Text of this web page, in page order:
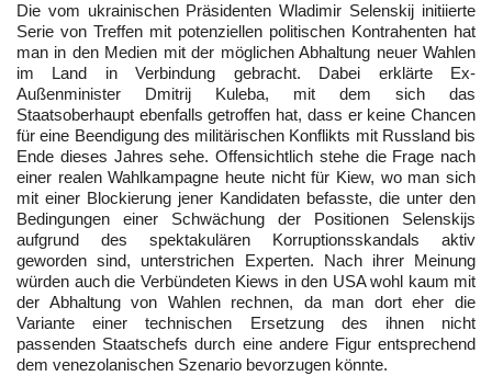
Die vom ukrainischen Präsidenten Wladimir Selenskij initiierte
Serie von Treffen mit potenziellen politischen Kontrahenten hat
man in den Medien mit der möglichen Abhaltung neuer Wahlen
im Land in Verbindung gebracht. Dabei erklärte Ex-
Außenminister Dmitrij Kuleba, mit dem sich das
Staatsoberhaupt ebenfalls getroffen hat, dass er keine Chancen
für eine Beendigung des militärischen Konflikts mit Russland bis
Ende dieses Jahres sehe. Offensichtlich stehe die Frage nach
einer realen Wahlkampagne heute nicht für Kiew, wo man sich
mit einer Blockierung jener Kandidaten befasste, die unter den
Bedingungen einer Schwächung der Positionen Selenskijs
aufgrund des spektakulären Korruptionsskandals aktiv
geworden sind, unterstrichen Experten. Nach ihrer Meinung
würden auch die Verbündeten Kiews in den USA wohl kaum mit
der Abhaltung von Wahlen rechnen, da man dort eher die
Variante einer technischen Ersetzung des ihnen nicht
passenden Staatschefs durch eine andere Figur entsprechend
dem venezolanischen Szenario bevorzugen könnte.